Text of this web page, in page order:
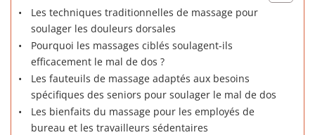
Les techniques traditionnelles de massage pour
soulager les douleurs dorsales
Pourquoi les massages ciblés soulagent-ils
efficacement le mal de dos ?
Les fauteuils de massage adaptés aux besoins
spécifiques des seniors pour soulager le mal de dos
Les bienfaits du massage pour les employés de
bureau et les travailleurs sédentaires